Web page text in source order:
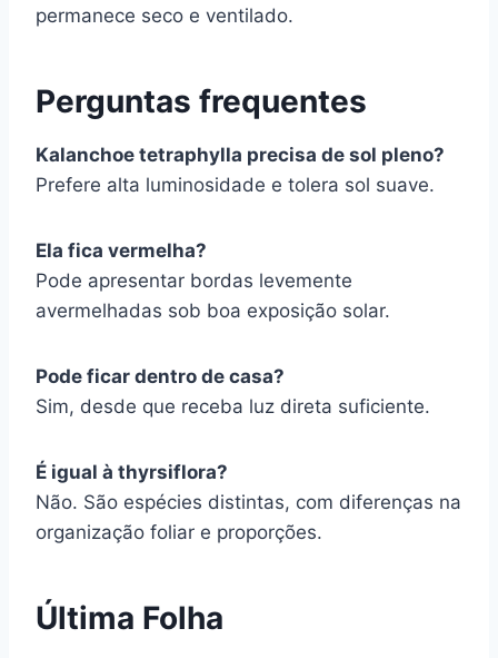
permanece seco e ventilado.
Perguntas frequentes
Kalanchoe tetraphylla precisa de sol pleno?
Prefere alta luminosidade e tolera sol suave.
Ela fica vermelha?
Pode apresentar bordas levemente
avermelhadas sob boa exposição solar.
Pode ficar dentro de casa?
Sim, desde que receba luz direta suficiente.
É igual à thyrsiflora?
Não. São espécies distintas, com diferenças na
organização foliar e proporções.
Última Folha